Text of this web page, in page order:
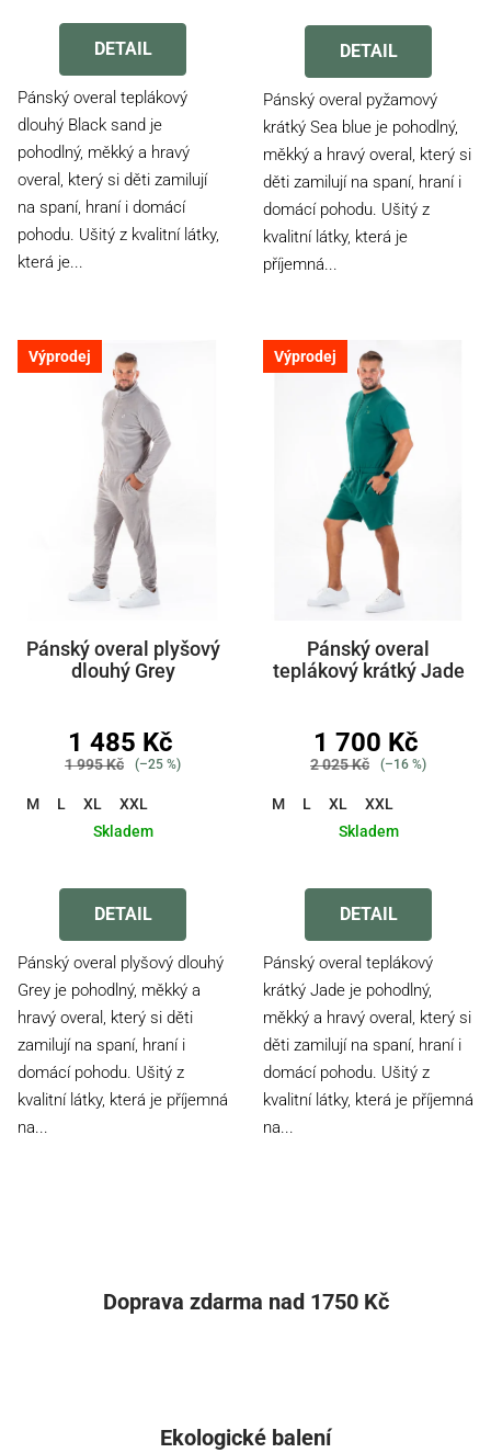
hodnocení
produktu
3,0
5
hvězdiček.
DETAIL
Pánský overal teplákový
dlouhý Black sand je
pohodlný, měkký a hravý
overal, který si děti zamilují
na spaní, hraní i domácí
pohodu. Ušitý z kvalitní látky,
která je...
hodnocení
produktu
4,0
z
5
hvězdiček.
DETAIL
Pánský overal pyžamový
krátký Sea blue je pohodlný,
měkký a hravý overal, který si
děti zamilují na spaní, hraní i
domácí pohodu. Ušitý z
kvalitní látky, která je
příjemná...
Výprodej
Pánský overal plyšový
dlouhý Grey
1 485 Kč
1 995 Kč (–25 %)
M L XL
XXL
Skladem
hodnocení
produktu
4,5
z
5
hvězdiček.
DETAIL
Pánský overal plyšový dlouhý
Grey je pohodlný, měkký a
hravý overal, který si děti
zamilují na spaní, hraní i
domácí pohodu. Ušitý z
kvalitní látky, která je příjemná
na...
Výprodej
Pánský overal
teplákový krátký Jade
1 700 Kč
2 025 Kč (–16 %)
M L XL
XXL
Skladem
hodnocení
produktu
5,0
5
hvězdiček.
DETAIL
Pánský overal teplákový
krátký Jade je pohodlný,
měkký a hravý overal, který si
děti zamilují na spaní, hraní i
domácí pohodu. Ušitý z
kvalitní látky, která je příjemná
na...
Doprava zdarma nad 1750 Kč
Ekologické balení